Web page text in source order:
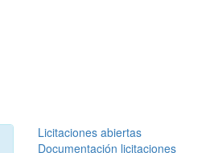
Licitaciones abiertas
Documentación licitaciones